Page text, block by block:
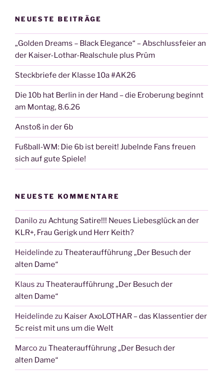
NEUESTE BEITRÄGE
„Golden Dreams – Black Elegance“ – Abschlussfeier an
der Kaiser-Lothar-Realschule plus Prüm
Steckbriefe der Klasse 10a #AK26
Die 10b hat Berlin in der Hand – die Eroberung beginnt
am Montag, 8.6.26
Anstoß in der 6b
Fußball-WM: Die 6b ist bereit! Jubelnde Fans freuen
sich auf gute Spiele!
NEUESTE KOMMENTARE
Danilozu Achtung Satire!!! Neues Liebesglück an der
KLR+, Frau Gerigk und Herr Keith?
Heidelinde zu Theateraufführung „Der Besuch der
alten Dame“
Klaus zu Theateraufführung „Der Besuch der
alten Dame“
Heidelinde zu Kaiser AxoLOTHAR – das Klassentier der
5c reist mit uns um die Welt
Marcozu Theateraufführung „Der Besuch der
alten Dame“